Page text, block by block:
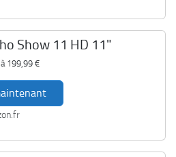
Show 11 HD 11"
199,99 €